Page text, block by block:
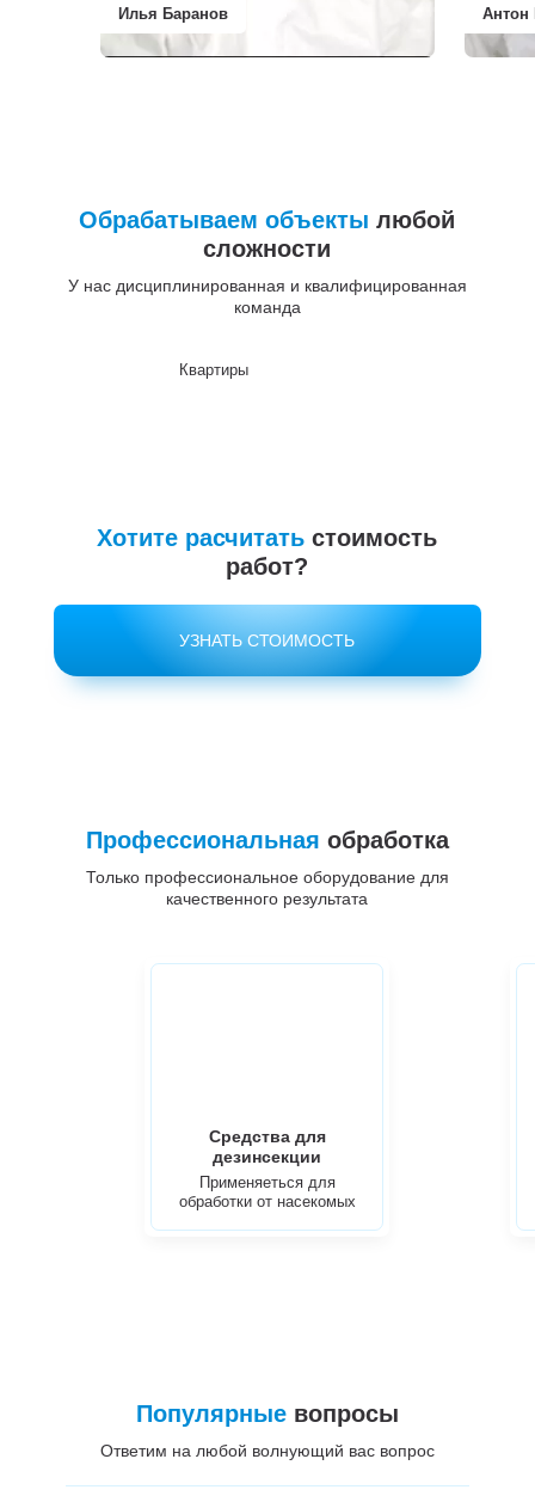
Илья Баранов Антон
Обрабатываем объекты любой
сложности
У нас дисциплинированная и квалифицированная
команда
Квартиры
Хотите расчитать стоимость
работ?
УЗНАТЬ СТОИМОСТЬ
Профессиональная обработка
Только профессиональное оборудование для
качественного результата
Средства для
дезинсекции
Применяеться для
обработки от насекомых
Популярныевопросы
Ответим на любой волнующий вас вопрос